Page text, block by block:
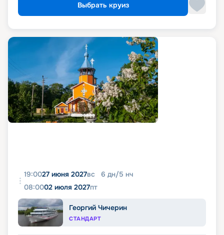
Выбрать круиз
19:0027 июня 2027вс 6 дн/5 нч
08:0002 июля 2027пт
Георгий Чичерин
СТАНДАРТ